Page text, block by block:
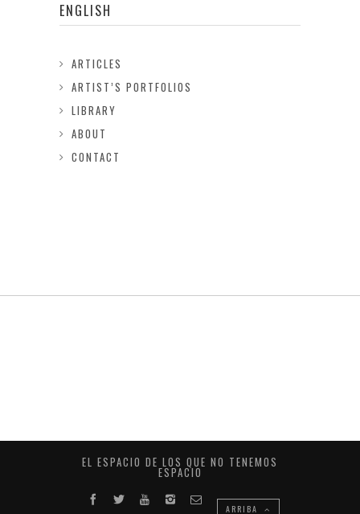
ENGLISH
ARTICLES
ARTIST’S PORTFOLIOS
LIBRARY
ABOUT
CONTACT
EL ESPACIO DE LOS QUE NO TENEMOS
ESPACIO
ARRIBA